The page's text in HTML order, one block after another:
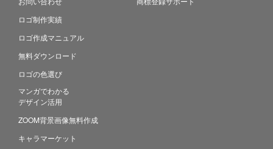
ロゴ制作実績
ロゴ作成マニュアル
無料ダウンロード
ロゴの色選び
マンガでわかる
デザイン活用
ZOOM背景画像無料作成
キャラマーケット